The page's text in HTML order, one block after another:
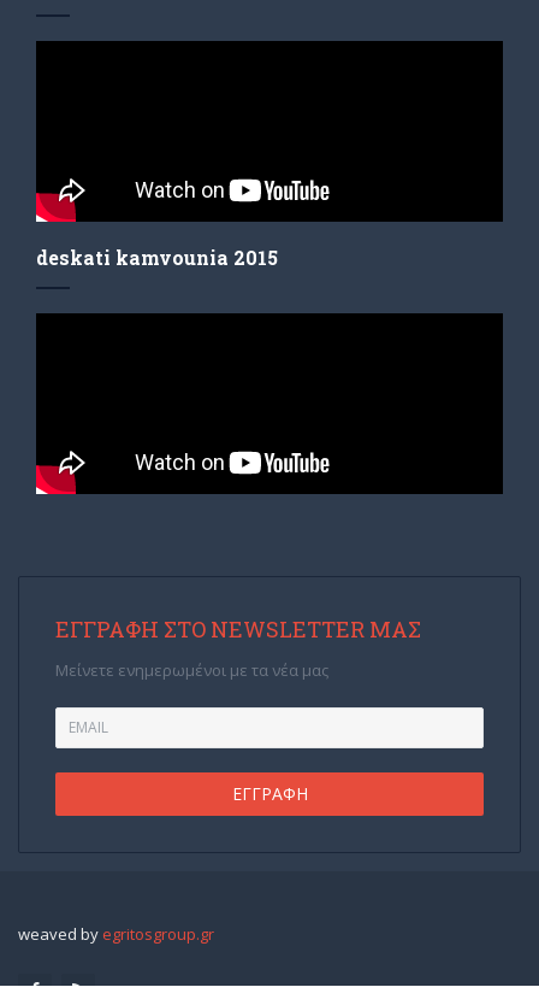
deskati kamvounia 2015
ΕΓΓΡΑΦΉ ΣΤΟ NEWSLETTER ΜΑΣ
Μείνετε ενημερωμένοι με τα νέα μας
weaved by egritosgroup.gr